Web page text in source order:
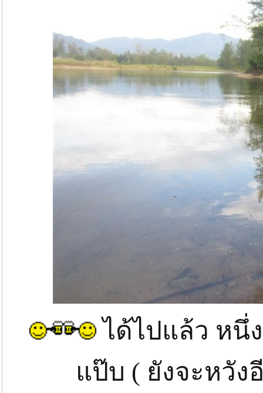
ได้ไปแล้ว หนึ่
แป๊บ ( ยังจะหวัง